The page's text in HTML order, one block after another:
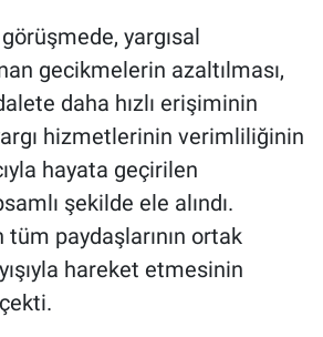
yargısal
gecikmelerin azaltılması,
daha hızlı erişiminin
hizmetlerinin verimliliğinin
hayata geçirilen
şekilde ele alındı.
tüm paydaşlarının ortak
hareket etmesinin